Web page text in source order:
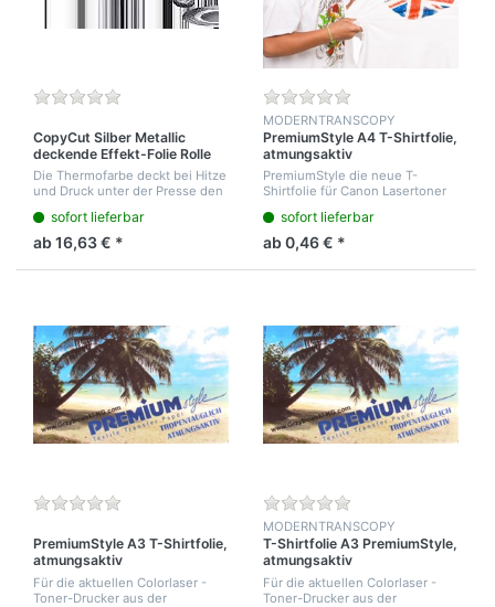
CopyCut Silber Metallic
deckende Effekt-Folie Rolle
25cm breit 12m lang. Für
metallisch silber glänzendem
´s
Die Thermofarbe deckt bei Hitze
und Druck unter der Presse den
T-Shirt ab. Abgekühlt abziehen.
Ein Druck von silber metallisch...
sofort lieferbar
ab 16,63 € *
MODERNTRANSCOPY
PremiumStyle A4 T-Shirtfolie,
atmungsaktiv
PremiumStyle die neue T-
Shirtfolie für Canon Lasertoner
Sport-Shirts. T-Shirtpapier Beim
Tanzen und beim Sport sich
wohlfühlen...
sofort lieferbar
ab 0,46 € *
PremiumStyle A3 T-Shirtfolie,
atmungsaktiv
Für die aktuellen Colorlaser -
Toner-Drucker aus der
MODERNTRANSCOPY
T-Shirtfolie A3 PremiumStyle,
atmungsaktiv
Für die aktuellen Colorlaser -
Toner-Drucker aus der